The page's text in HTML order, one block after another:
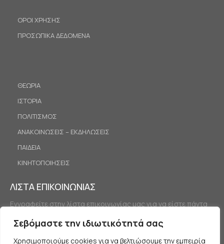
Σεβόμαστε την ιδιωτικότητά σας
Χρησιμοποιούμε cookies για να βελτιώσουμε την εμπειρία
ΟΡΟΙ ΧΡΗΣΗΣ
ΠΡΟΣΩΠΙΚΑ ΔΕΔΟΜΕΝΑ
ΘΕΩΡΙΑ
ΙΣΤΟΡΙΑ
ΠΟΛΙΤΙΣΜΟΣ
ΑΝΑΚΟΙΝΩΣΕΙΣ – ΕΚΔΗΛΩΣΕΙΣ
ΠΑΙΔΕΙΑ
ΚΙΝΗΤΟΠΟΙΗΣΕΙΣ
ΛΙΣΤΑ ΕΠΙΚΟΙΝΩΝΙΑΣ
Εγγραφείτε στην λίστα επικοινωνίας μας για να είστε πάντα